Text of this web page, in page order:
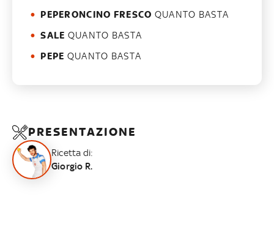
PEPERONCINO FRESCO QUANTO BASTA
SALE QUANTO BASTA
PEPE QUANTO BASTA
PRESENTAZIONE
Ricetta di:
Giorgio R.